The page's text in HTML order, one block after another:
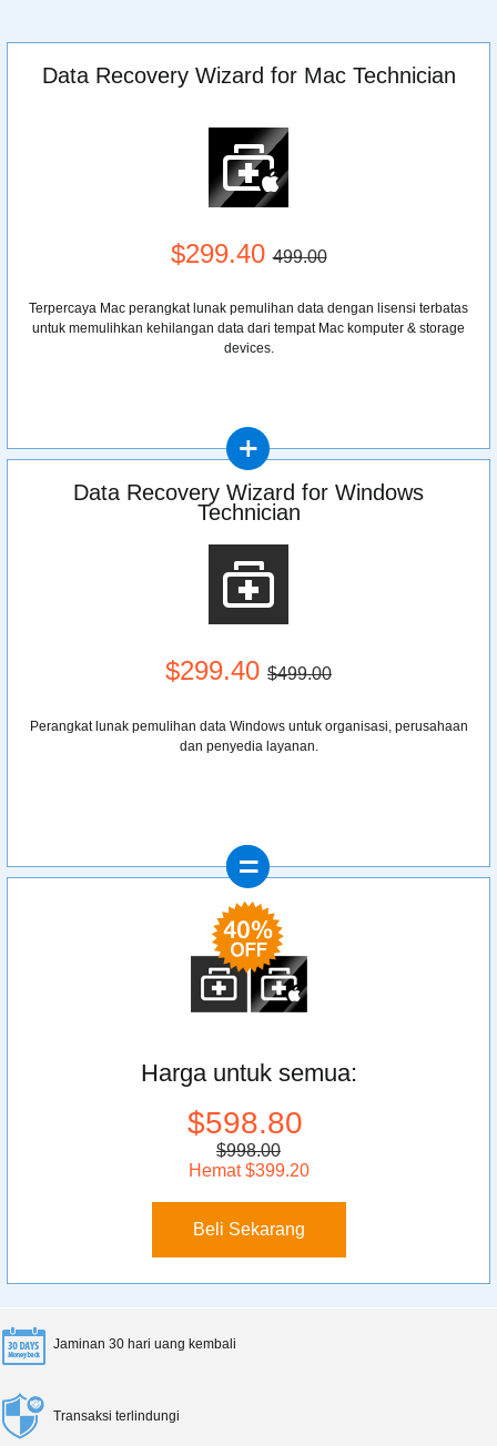
Data Recovery Wizard for Mac Technician
$299.40499.00
Terpercaya Mac perangkat lunak pemulihan data dengan lisensi terbatas
untuk memulihkan kehilangan data dari tempat Mac komputer & storage
devices.
Data Recovery Wizard for Windows
Technician
$299.40 $499.00
Perangkat lunak pemulihan data Windows untuk organisasi, perusahaan
dan penyedia layanan.
Harga untuk semua:
$598.80
$998.00
Hemat $399.20
Beli Sekarang
Jaminan 30 hari uang kembali
Transaksi terlindungi